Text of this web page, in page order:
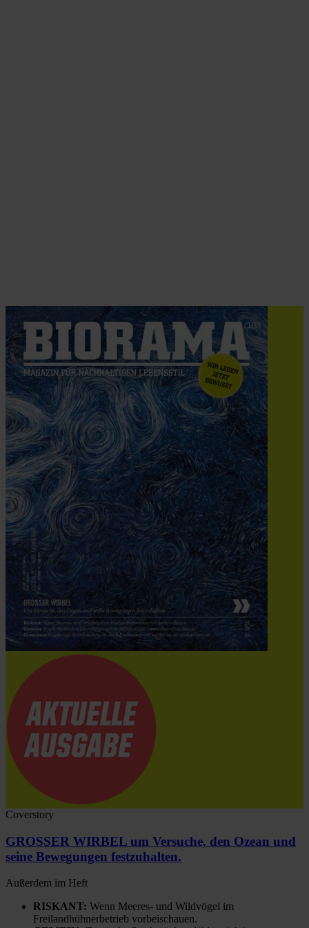
Coverstory
GROSSER WIRBEL um Versuche, den Ozean und
seine Bewegungen festzuhalten.
Außerdem im Heft
RISKANT: Wenn Meeres- und Wildvögel im
Freilandhühnerbetrieb vorbeischauen.